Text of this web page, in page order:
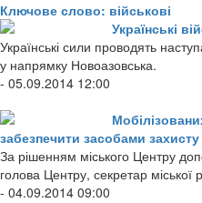
Ключове слово: військові
Українські
Українські сили проводять
у напрямку Новоазовська.
- 05.09.2014 12:00
забезпечити засобами захисту
За рішенням міського Центру
голова Центру, секретар
- 04.09.2014 09:00